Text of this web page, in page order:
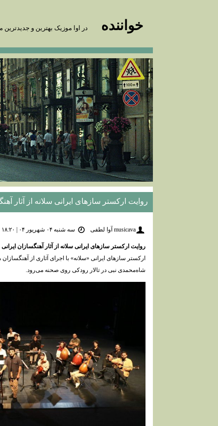
خواننده در اوا موزیک بهترین و
روایت ارکستر سازهای ایرانی سلانه از آثار
musicava آوا لطفی سه شنبه ۰۴ شهریور ۰۴ | ۱۸:۲۰
روایت ارکستر سازهای ایرانی سلانه از آثار آهنگسازان ایرانی
شاه‌محمدی نبی در تالار رودکی روی صحنه می‌رود.